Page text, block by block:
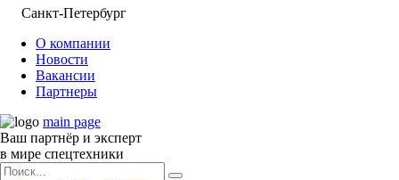
Санкт-Петербург
О компании
Новости
Вакансии
Партнеры
main page
Ваш партнёр и эксперт
в мире спецтехники